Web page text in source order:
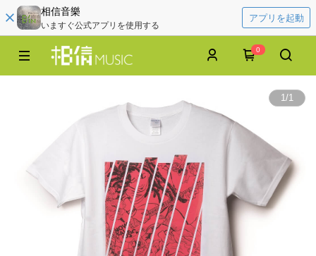
相信音樂
いますぐ公式アプリを使用する
アプリを起動
0
1/1